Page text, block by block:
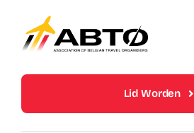
content
Lid Worden